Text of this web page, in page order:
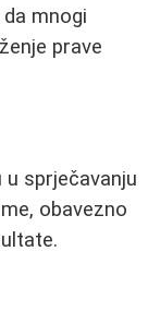
mnogi
prave
sprječavanju
obavezno